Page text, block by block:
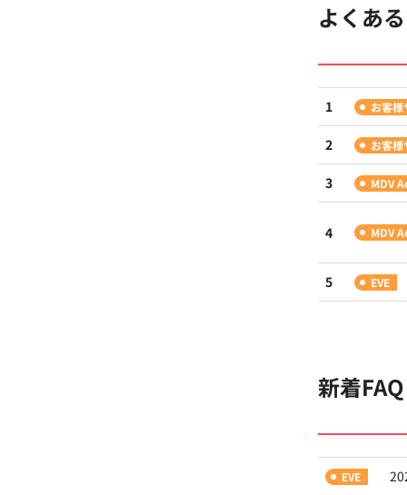
よくあ
お客
お客
MDV
MDV
EVE
新着FAQ
EVE